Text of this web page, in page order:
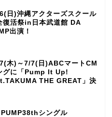
日)沖縄アクターズスクール
復活祭in日本武道館 DA
出演！
木)～7/7(日)ABCマートCM
グに「Pump It Up!
THE GREAT」決
PUMP38thシングル